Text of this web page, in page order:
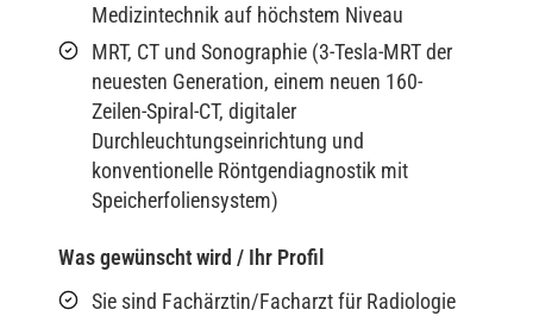
Medizintechnik auf höchstem Niveau
MRT, CT und Sonographie (3-Tesla-MRT der
neuesten Generation, einem neuen 160-
Zeilen-Spiral-CT, digitaler
Durchleuchtungseinrichtung und
konventionelle Röntgendiagnostik mit
Speicherfoliensystem)
Was gewünscht wird / Ihr Profil
Sie sind Fachärztin/Facharzt für Radiologie